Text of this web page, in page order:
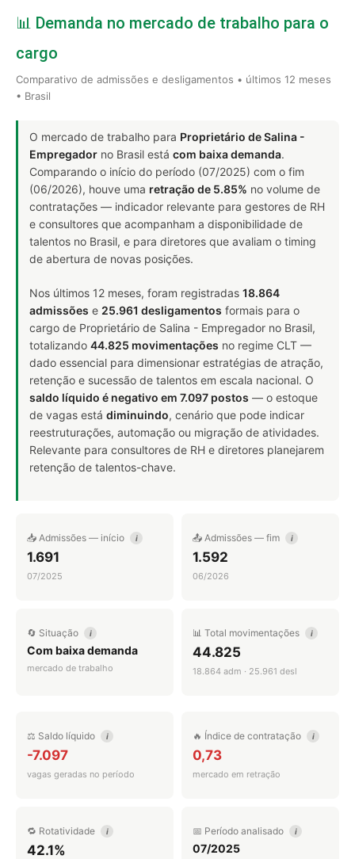
📊 Demanda no mercado de trabalho para o
cargo
Comparativo de admissões e desligamentos • últimos 12 meses
• Brasil
O mercado de trabalho para Proprietário de Salina -
Empregador no Brasil está com baixa demanda.
Comparando o início do período (07/2025) com o fim
(06/2026), houve uma retração de 5.85% no volume de
contratações — indicador relevante para gestores de RH
e consultores que acompanham a disponibilidade de
talentos no Brasil, e para diretores que avaliam o timing
de abertura de novas posições.
Nos últimos 12 meses, foram registradas 18.864
admissões e 25.961 desligamentos formais para o
cargo de Proprietário de Salina - Empregador no Brasil,
totalizando 44.825 movimentações no regime CLT —
dado essencial para dimensionar estratégias de atração,
retenção e sucessão de talentos em escala nacional. O
saldo líquido é negativo em 7.097 postos — o estoque
de vagas está diminuindo, cenário que pode indicar
reestruturações, automação ou migração de atividades.
Relevante para consultores de RH e diretores planejarem
retenção de talentos-chave.
📥 Admissões — início i
1.691
07/2025
📤 Admissões — fim i
1.592
06/2026
🔄 Situação i
Com baixa demanda
mercado de trabalho
📊 Total movimentações i
44.825
18.864 adm · 25.961 desl
⚖️ Saldo líquido i
-7.097
vagas geradas no período
🔥 Índice de contratação i
0,73
mercado em retração
🔁 Rotatividade i
42.1%
📅 Período analisado i
07/2025